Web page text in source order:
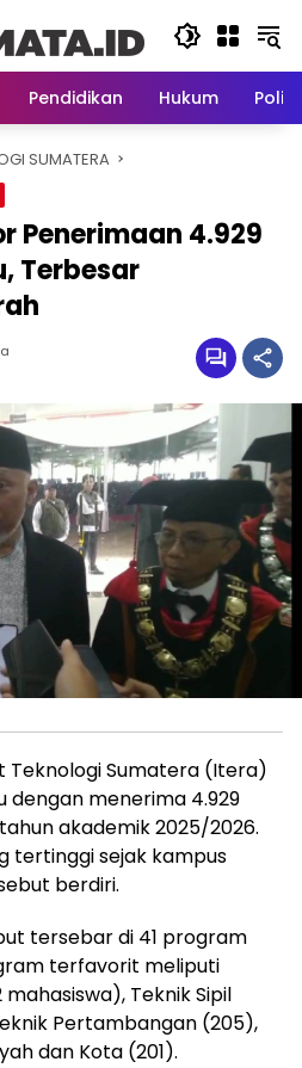
Pendidikan Hukum
SUMATERA
Penerimaan 4.929
Terbesar
Teknologi Sumatera (Itera)
menerima 4.929
akademik 2025/2026.
tertinggi sejak kampus
berdiri.
tersebar di 41 program
terfavorit meliputi
Teknik Sipil
Pertambangan (205),
dan Kota (201).